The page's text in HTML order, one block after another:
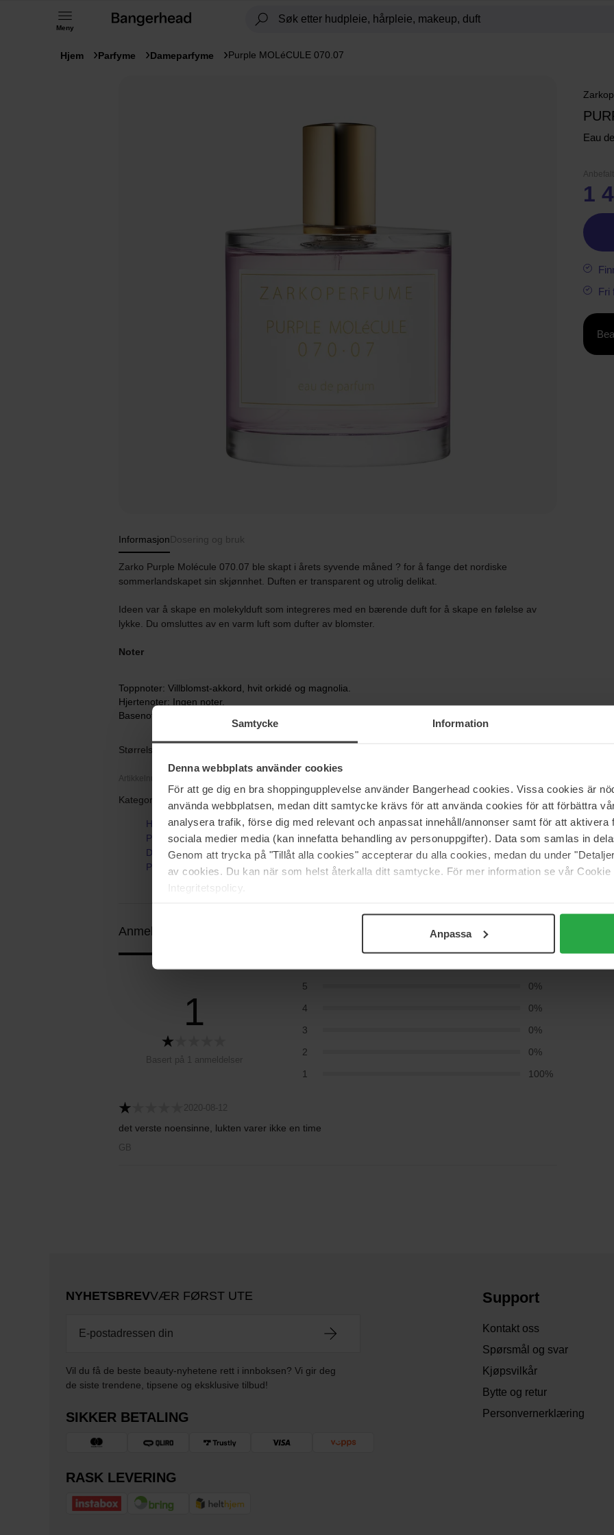
Samtycke Information
Denna webbplats använder cookies
För att ge dig en bra shoppingupplevelse använder Bangerhead cookies. Vissa cookies är
använda webbplatsen, medan ditt samtycke krävs för att använda cookies för att förbättra
analysera trafik, förse dig med relevant och anpassat innehåll/annonser samt för att aktivera
sociala medier media (kan innefatta behandling av personuppgifter). Data som samlas in
Genom att trycka på "Tillåt alla cookies" accepterar du alla cookies, medan du under
av cookies. Du kan när som helst återkalla ditt samtycke. För mer information se vår
Integritetspolicy.
Anpassa
Meny
Hjem Parfyme Dameparfyme Purple MOLéCULE 070.07
Eau
1
Fri
InformasjonDosering og bruk
Zarko Purple Molécule 070.07 ble skapt i årets syvende måned ? for å fange det nordiske
sommerlandskapet sin skjønnhet. Duften er transparent og utrolig delikat.
Ideen var å skape en molekylduft som integreres med en bærende duft for å skape en følelse av
lykke. Du omsluttes av en varm luft som dufter av blomster.
Noter
Toppnoter: Villblomst-akkord, hvit orkidé og magnolia.
Hjertenoter: Ingen noter.
Basenoter: Vanilje fra Madagaskar, molekyler, sandeltre og sølvmuskakkord.
Størrelse: 100 ml
Kategorier:
Hjem
Parfyme
Dameparfyme
Purple MOLéCULE 070.07
Anmeldelser (1)
1
Basert på 1 anmeldelser
5
0%
4
0%
3
0%
2
0%
1
100%
2020-08-12
det verste noensinne, lukten varer ikke en time
GB
NYHETSBREVVÆR FØRST UTE
Vil du få de beste beauty-nyhetene rett i innboksen? Vi gir deg
de siste trendene, tipsene og eksklusive tilbud!
SIKKER BETALING
RASK LEVERING
Support
Kontakt oss
Spørsmål og svar
Kjøpsvilkår
Bytte og retur
Personvernerklæring